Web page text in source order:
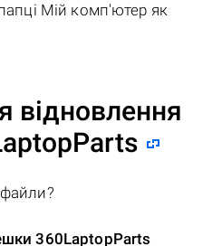
Мій комп'ютер як
відновлення
360LaptopParts